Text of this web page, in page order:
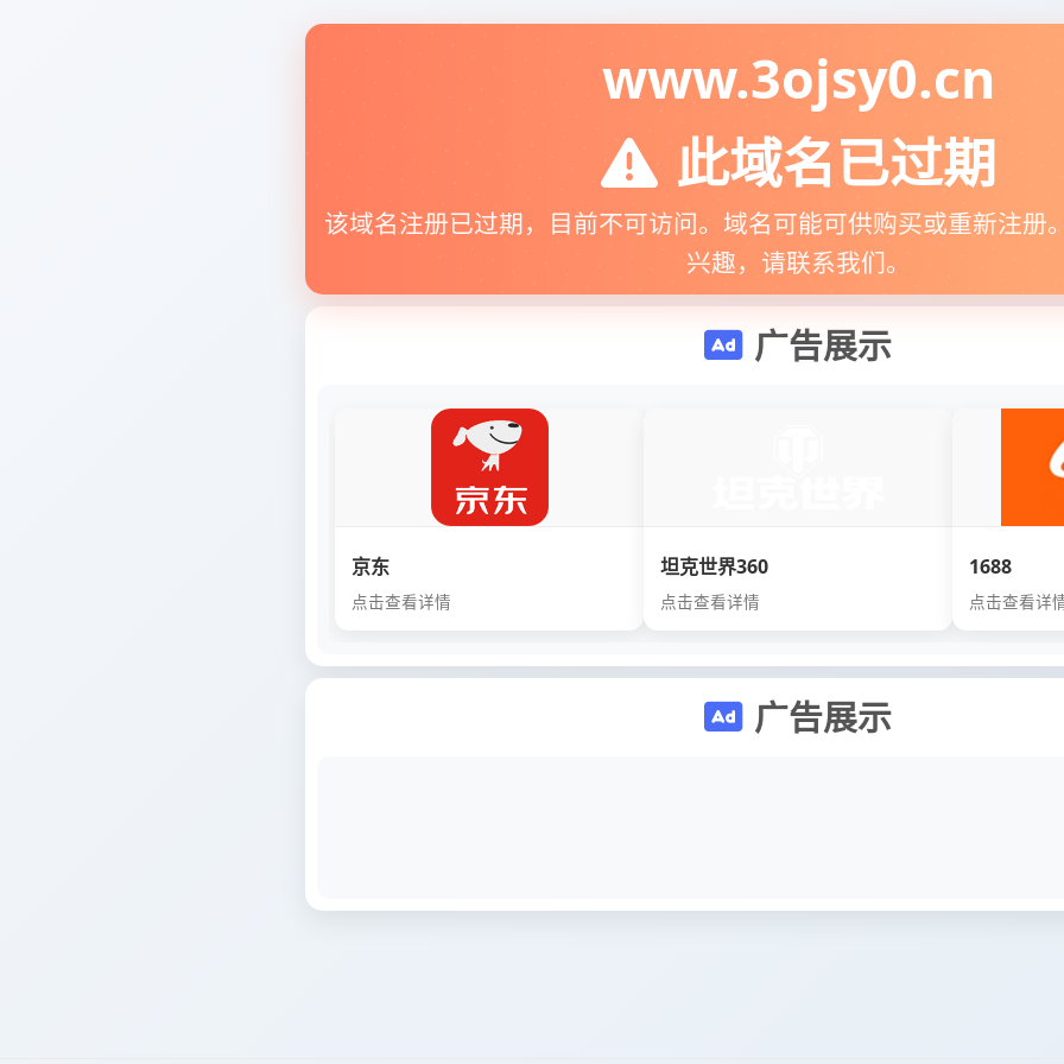
www.3ojsy0.cn
此域名已过期
该域名注册已过期，目前不可访问。域名可能可供购买或重新注册
兴趣，请联系我们。
广告展示
京东
点击查看详情
坦克世界360
点击查看详情
1688
点击查看详
广告展示